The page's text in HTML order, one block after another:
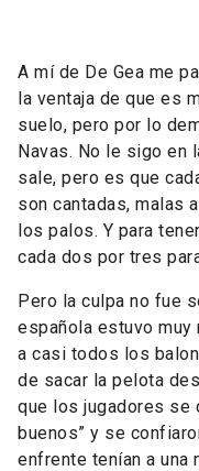
A mí de De Gea me
la ventaja de que es
suelo, pero por lo
Navas. No le sigo en
sale, pero es que
son cantadas, malas
los palos. Y para
cada dos por tres
Pero la culpa no fue
española estuvo muy
a casi todos los
de sacar la pelota
que los jugadores se
buenos” y se
enfrente tenían a una